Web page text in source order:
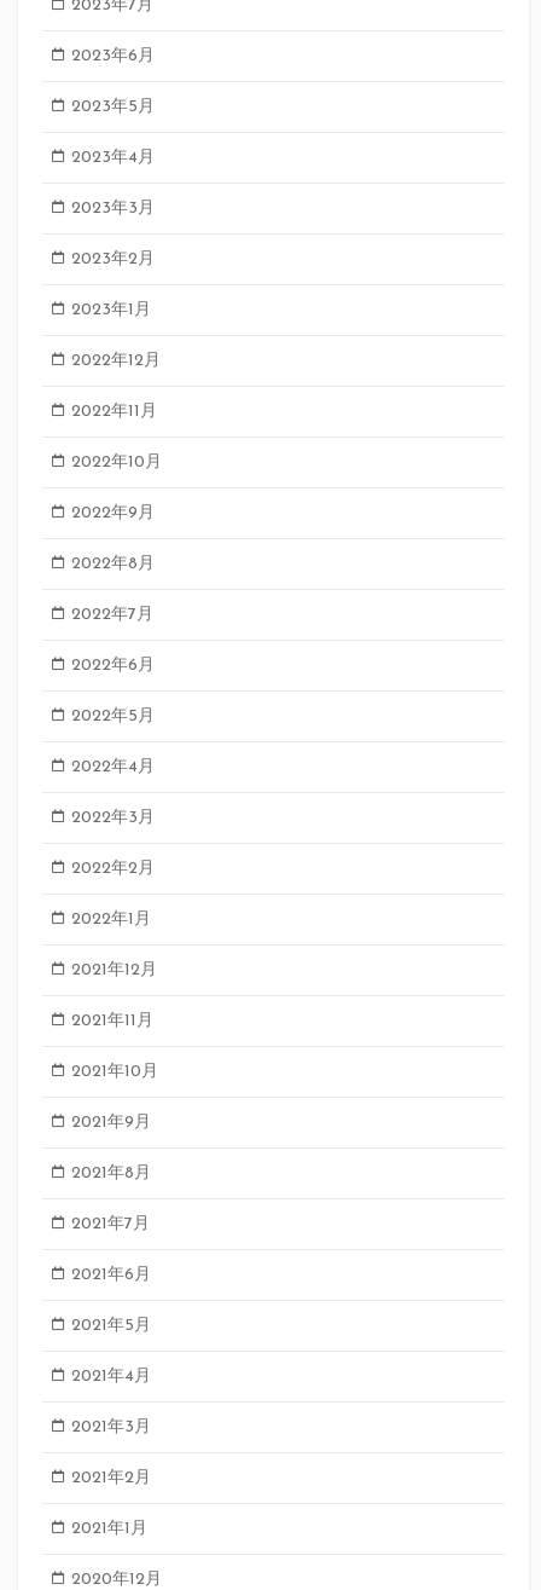
2023年7月
2023年6月
2023年5月
2023年4月
2023年3月
2023年2月
2023年1月
2022年12月
2022年11月
2022年10月
2022年9月
2022年8月
2022年7月
2022年6月
2022年5月
2022年4月
2022年3月
2022年2月
2022年1月
2021年12月
2021年11月
2021年10月
2021年9月
2021年8月
2021年7月
2021年6月
2021年5月
2021年4月
2021年3月
2021年2月
2021年1月
2020年12月